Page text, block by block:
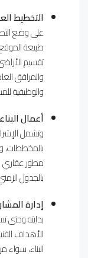
التخطيط
على وضع
طبيعة
تقسيم
والمرافق
والوظيفية
أعمال
وتشمل
بالمخططات،
مطور عقاري
بالجدول
إدارة
بدايته وحتى
الأهداف
البناء، سواء